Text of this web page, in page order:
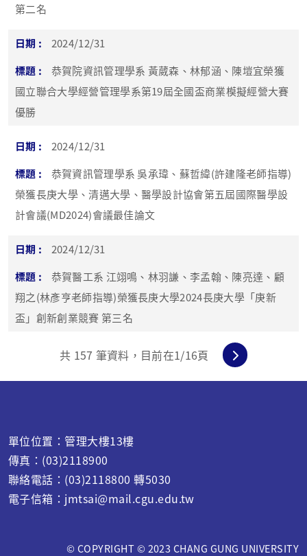
第二名
2024/12/31
恭賀院資訊管理學系 黃葳森、林郁涵、陳塏宜榮獲
國立聯合大學經營管理學系第19屆全國盃商業模擬經營大賽
優勝
2024/12/31
恭賀資訊管理學系 吳承瑋、蘇哲緯(許建隆老師指導)
榮獲長庚大學、清邁大學、醫學設計協會第五屆國際醫學設
計會議(MD2024)會議最佳論文
2024/12/31
恭賀醫工系 江翊鳴、林羽謙、李孟翰、陳亮達、顧
翔之(林彥亨老師指導)榮獲長庚大學2024長庚大學「庚新
盃」創新創業競賽 第三名
共 157 筆資料，目前在1/16頁
單位位置：管理大樓13樓
傳真：(03)2118900
聯絡電話：(03)2118800 轉5030
電子信箱：jmtsai@mail.cgu.edu.tw
© COPYRIGHT © 2023 CHANG GUNG UNIVERSITY